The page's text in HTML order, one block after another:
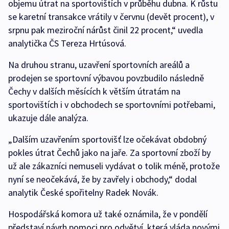
objemu útrat na sportovištích v průběhu dubna. K růstu
se karetní transakce vrátily v červnu (devět procent), v
srpnu pak meziroční nárůst činil 22 procent,“ uvedla
analytička ČS Tereza Hrtúsová.
Na druhou stranu, uzavření sportovních areálů a
prodejen se sportovní výbavou povzbudilo následně
Čechy v dalších měsících k větším útratám na
sportovištích i v obchodech se sportovními potřebami,
ukazuje dále analýza.
„Dalším uzavřením sportovišť lze očekávat obdobný
pokles útrat Čechů jako na jaře. Za sportovní zboží by
už ale zákazníci nemuseli vydávat o tolik méně, protože
nyní se neočekává, že by zavřely i obchody,“ dodal
analytik České spořitelny Radek Novák.
Hospodářská komora už také oznámila, že v pondělí